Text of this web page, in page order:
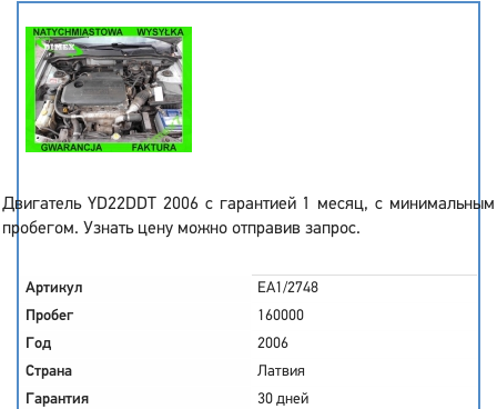
Двигатель YD22DDT 2006 с гарантией 1 месяц, с минимальным
пробегом. Узнать цену можно отправив запрос.
Артикул
EA1/2748
Пробег
160000
Год
2006
Страна
Латвия
Гарантия
30 дней